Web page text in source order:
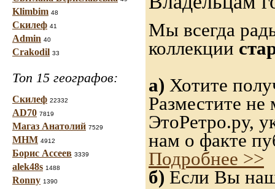
Klimbim 48
Скилеф 41
Admin 40
Crakodil 33
Топ 15 географов:
Скилеф 22332
AD70 7819
Магаз Анатолий 7529
МНМ 4912
Борис Ассеев 3339
alek48s 1488
Ronny 1390
Мы всегда
коллекции
а) Хотите
Разместите
ЭтоРетро.ру,
нам о факте
Подробнее >>
б) Если Вы